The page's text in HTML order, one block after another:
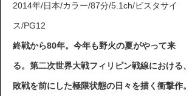
2014年/日本/カラー/87分/5.1ch/ビスタサイ
ス/PG12
終戦から80年。今年も野火の夏がやって来
る。第二次世界大戦フィリピン戦線における、
敗戦を前にした極限状態の日々を描く衝撃作。